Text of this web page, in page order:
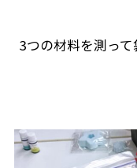
3つの材料を測っ